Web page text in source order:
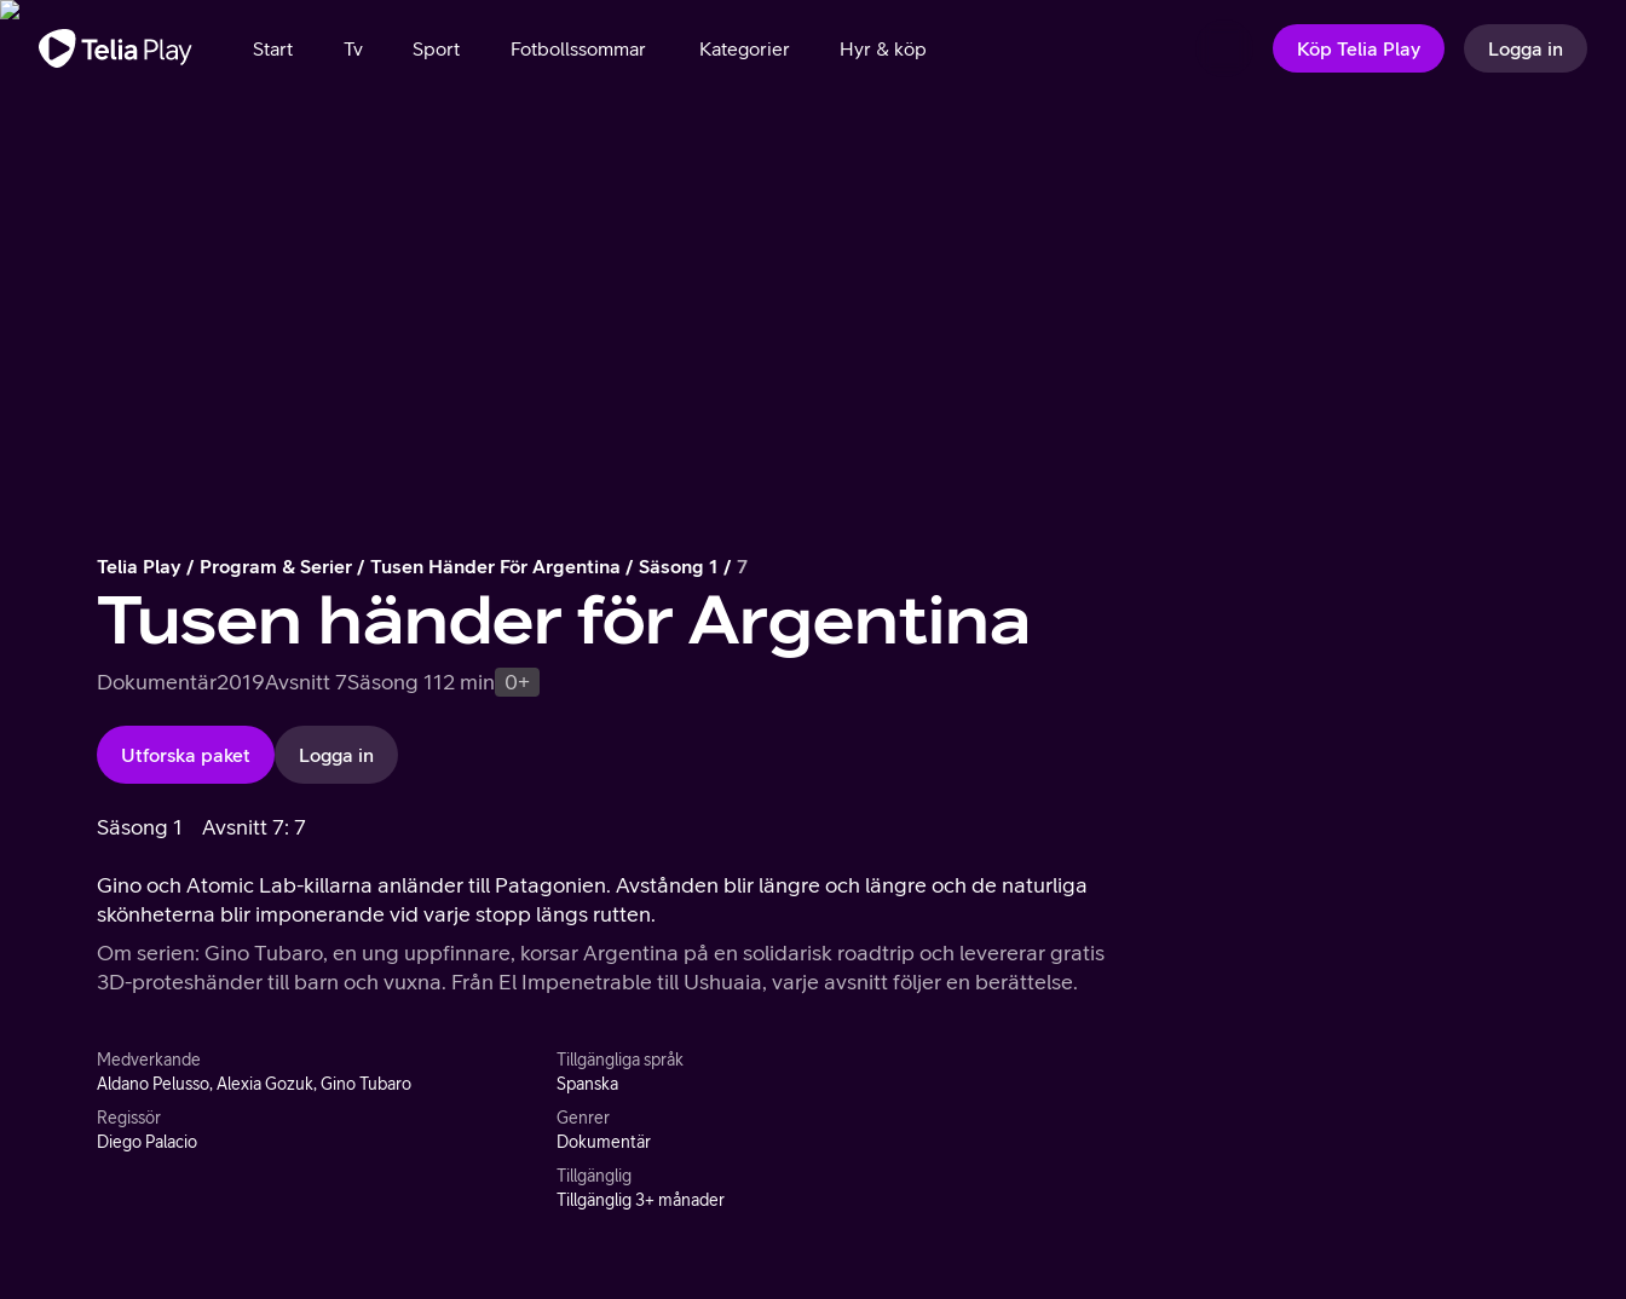
Viktigt meddelande
Start Tv Sport Fotbollssommar Kategorier Hyr & köp Köp Telia Play Logga in
Telia Play Program & Serier Tusen Händer För Argentina Säsong 1 7
Tusen händer för Argentina
Dokumentär2019Avsnitt 7Säsong 112 min 0+
Utforska paket Logga in
Säsong 1 Avsnitt 7: 7
Gino och Atomic Lab-killarna anländer till Patagonien. Avstånden blir längre och längre och de naturliga
skönheterna blir imponerande vid varje stopp längs rutten.
Om serien: Gino Tubaro, en ung uppfinnare, korsar Argentina på en solidarisk roadtrip och levererar gratis
3D-proteshänder till barn och vuxna. Från El Impenetrable till Ushuaia, varje avsnitt följer en berättelse.
Medverkande
Aldano Pelusso, Alexia Gozuk, Gino Tubaro
Regissör
Diego Palacio
Tillgängliga språk
Spanska
Genrer
Dokumentär
Tillgänglig
Tillgänglig 3+ månader